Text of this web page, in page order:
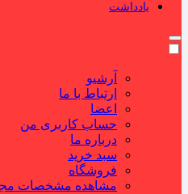
یادداشت
آرشیو
ارتباط با ما
اعضا
حساب کاربری من
درباره ما
سبد خرید
فروشگاه
مشاهده مشخصات